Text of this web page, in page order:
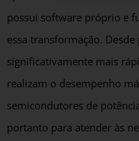
possui software próprio e
essa transformação.
significativamente mais
realizam o desempenho
semicondutores de
portanto para atender às